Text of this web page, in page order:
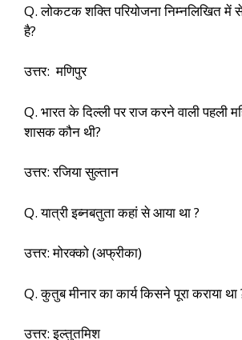
Q. लोकटक शक्ति परियोजना निम्नलिखित में
है?
उत्तर: मणिपुर
Q. भारत के दिल्ली पर राज करने वाली पहली
शासक कौन थी?
उत्तर: रजिया सुल्तान
Q. यात्री इब्नबतुता कहां से आया था ?
उत्तर: मोरक्को (अफ्रीका)
Q. कुतुब मीनार का कार्य किसने पूरा कराया था
उत्तर: इल्तुतमिश